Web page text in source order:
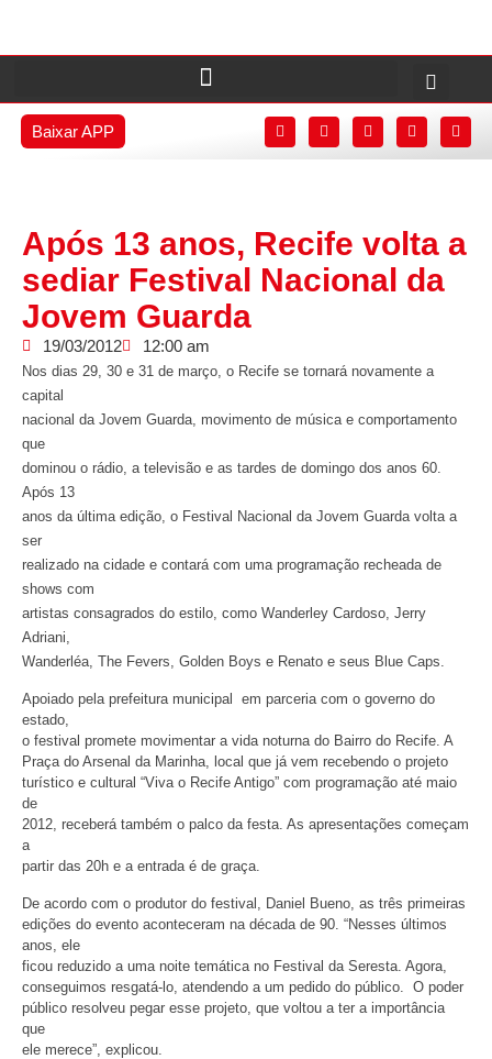
Baixar APP
Após 13 anos, Recife volta a
sediar Festival Nacional da
Jovem Guarda
19/03/2012 12:00 am
Nos dias 29, 30 e 31 de março, o Recife se tornará novamente a
capital
nacional da Jovem Guarda, movimento de música e comportamento
que
dominou o rádio, a televisão e as tardes de domingo dos anos 60.
Após 13
anos da última edição, o Festival Nacional da Jovem Guarda volta a
ser
realizado na cidade e contará com uma programação recheada de
shows com
artistas consagrados do estilo, como Wanderley Cardoso, Jerry
Adriani,
Wanderléa, The Fevers, Golden Boys e Renato e seus Blue Caps.
Apoiado pela prefeitura municipal em parceria com o governo do
estado,
o festival promete movimentar a vida noturna do Bairro do Recife. A
Praça do Arsenal da Marinha, local que já vem recebendo o projeto
turístico e cultural “Viva o Recife Antigo” com programação até maio
de
2012, receberá também o palco da festa. As apresentações começam
a
partir das 20h e a entrada é de graça.
De acordo com o produtor do festival, Daniel Bueno, as três primeiras
edições do evento aconteceram na década de 90. “Nesses últimos
anos, ele
ficou reduzido a uma noite temática no Festival da Seresta. Agora,
conseguimos resgatá-lo, atendendo a um pedido do público. O poder
público resolveu pegar esse projeto, que voltou a ter a importância
que
ele merece”, explicou.